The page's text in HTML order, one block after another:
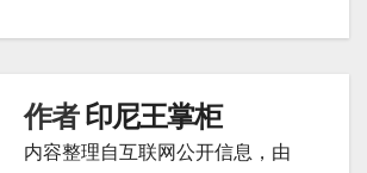
作者印尼王掌柜
内容整理自互联网公开信息，由